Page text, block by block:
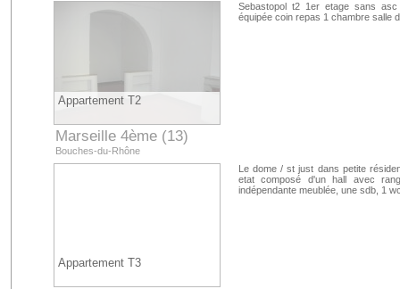
Appartement T2
Marseille 4ème (13)
Bouches-du-Rhône
Sebastopol t2 1er etage sans
équipée coin repas 1 chambre salle
Appartement T3
Le dome / st just dans petite
etat composé d'un hall avec
indépendante meublée, une sdb, 1